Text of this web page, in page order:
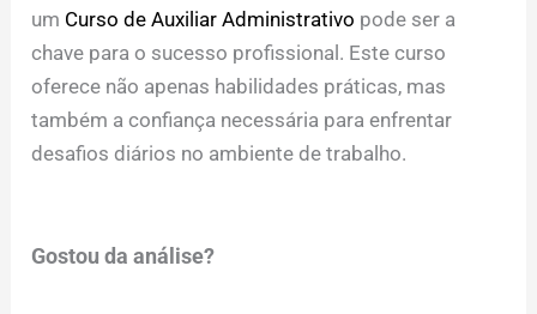
um Curso de Auxiliar Administrativo pode ser a
chave para o sucesso profissional. Este curso
oferece não apenas habilidades práticas, mas
também a confiança necessária para enfrentar
desafios diários no ambiente de trabalho.
Gostou da análise?